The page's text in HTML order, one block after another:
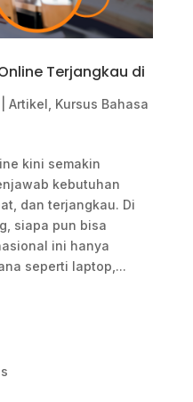
Terjangkau di
Artikel Kursus Bahasa
kini semakin
kebutuhan
dan terjangkau. Di
siapa pun bisa
ini hanya
seperti laptop,...